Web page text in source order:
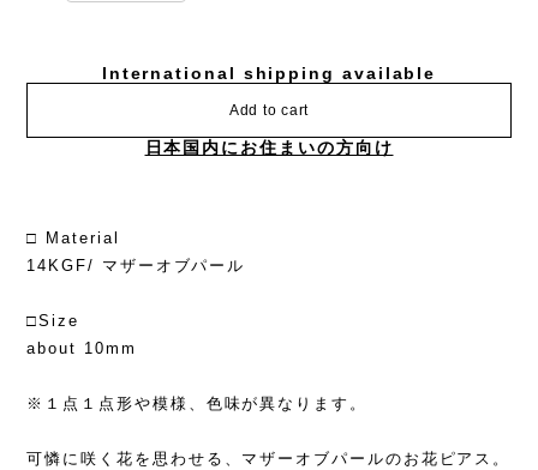
International shipping available
Add to cart
日本国内にお住まいの方向け
□ Material
14KGF/ マザーオブパール
□Size
about 10mm
※１点１点形や模様、色味が異なります。
可憐に咲く花を思わせる、マザーオブパールのお花ピアス。